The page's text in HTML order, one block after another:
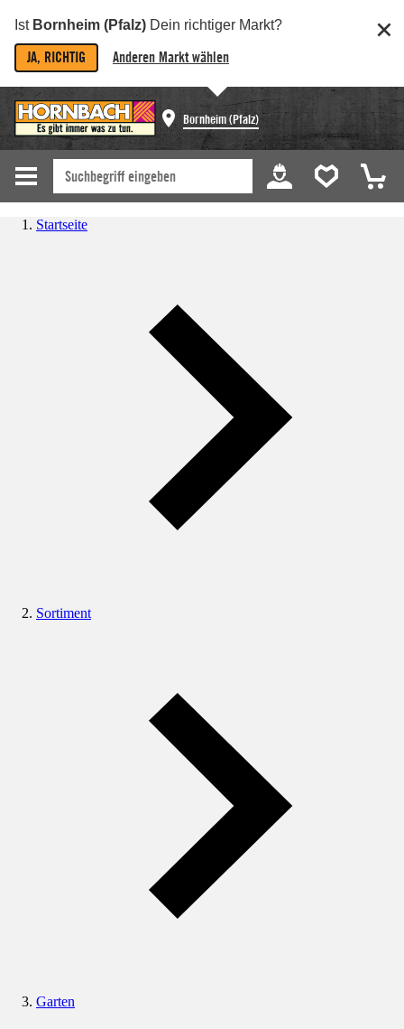
Ist Bornheim (Pfalz) Dein richtiger Markt?
JA, RICHTIG Anderen Markt wählen
Bornheim (Pfalz)
Startseite
Sortiment
Garten